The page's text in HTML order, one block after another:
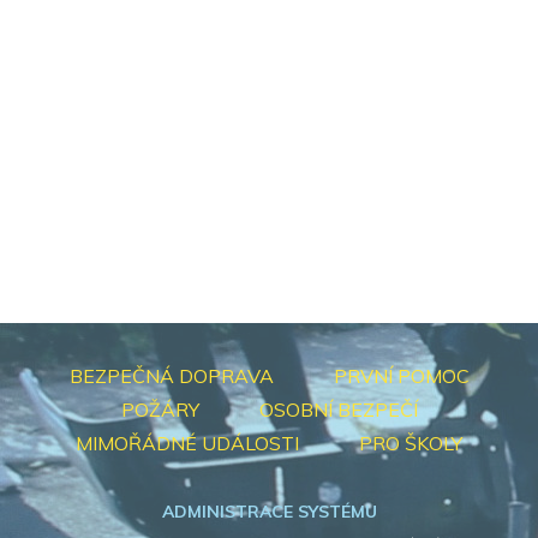
BEZPEČNÁ DOPRAVA
PRVNÍ POMOC
POŽÁRY
OSOBNÍ BEZPEČÍ
MIMOŘÁDNÉ UDÁLOSTI
PRO ŠKOLY
ADMINISTRACE SYSTÉMU